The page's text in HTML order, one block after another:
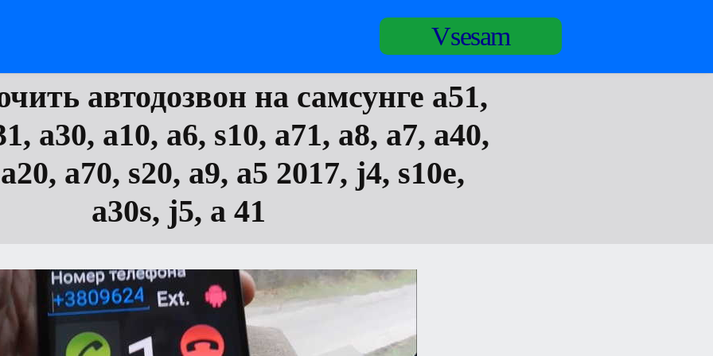
Vsesam
автодозвон на самсунге а51,
а30, а10, а6, s10, а71, а8, а7, а40,
а70, s20, а9, а5 2017, j4, s10e,
а30s, j5, а 41